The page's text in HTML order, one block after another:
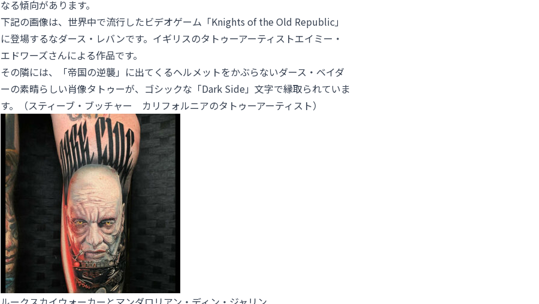
なる傾向があります。
下記の画像は、世界中で流行したビデオゲーム「Knights of the Old Republic」
に登場するなダース・レバンです。イギリスのタトゥーアーティストエイミー・
エドワーズさんによる作品です。
その隣には、「帝国の逆襲」に出てくるヘルメットをかぶらないダース・ベイダ
ーの素晴らしい肖像タトゥーが、ゴシックな「Dark Side」文字で縁取られていま
す。（スティーブ・ブッチャー カリフォルニアのタトゥーアーティスト）